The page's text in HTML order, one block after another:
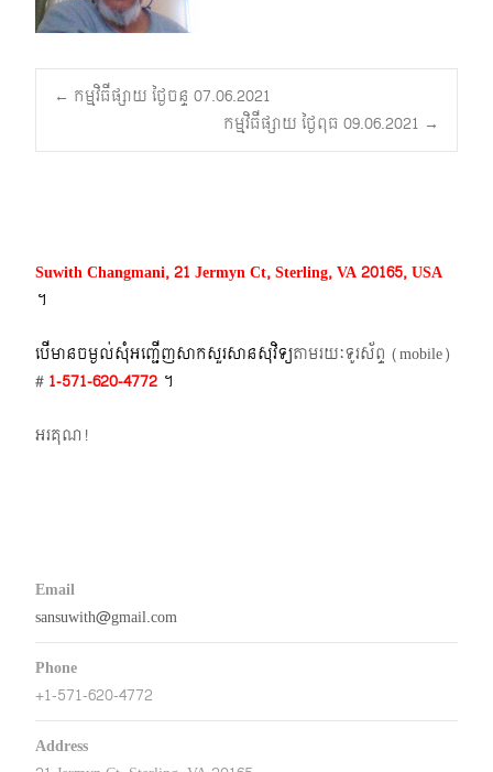
Post
navigation
← កម្មវិធីផ្សាយ ថ្ងៃចន្ទ 07.06.2021
កម្មវិធីផ្សាយ ថ្ងៃពុធ 09.06.2021 →
Suwith Changmani, 21 Jermyn Ct, Sterling, VA 20165, USA
។​
បើមានចម្ងល់​សុំអញ្ជើញសាកសួរសានសុវិទ្យតាមរយៈទូរស័ព្ទ​ (mobile)​
# 1-571-620-4772​ ។
អរគុណ!
Email
sansuwith@gmail.com
Phone
+1-571-620-4772
Address